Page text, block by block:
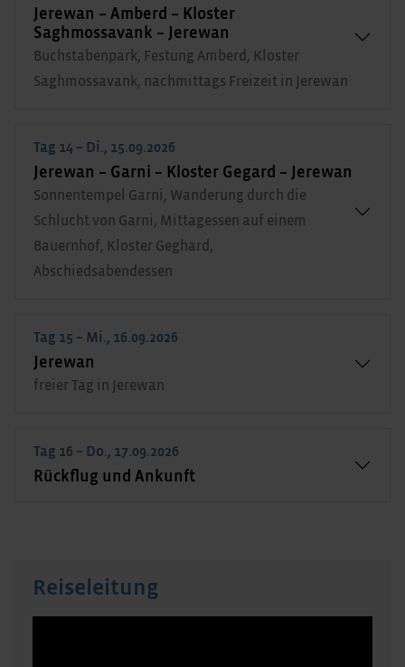
Jerewan – Amberd – Kloster
Saghmossavank – Jerewan
Buchstabenpark, Festung Amberd, Kloster
Saghmossavank, nachmittags Freizeit in Jerewan
Tag 14 – Di., 15.09.2026
Jerewan – Garni – Kloster Gegard – Jerewan
Sonnentempel Garni, Wanderung durch die
Schlucht von Garni, Mittagessen auf einem
Bauernhof, Kloster Geghard,
Abschiedsabendessen
Tag 15 – Mi., 16.09.2026
Jerewan
freier Tag in Jerewan
Tag 16 – Do., 17.09.2026
Rückflug und Ankunft
Reiseleitung